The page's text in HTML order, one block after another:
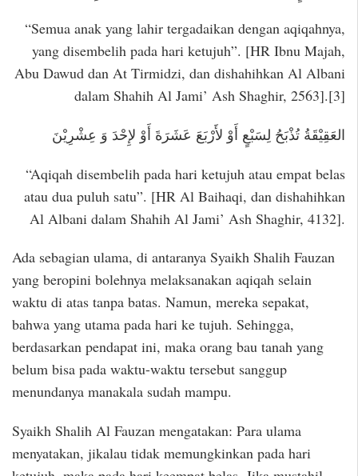
“Semua anak yang lahir tergadaikan dengan aqiqahnya,
yang disembelih pada hari ketujuh”. [HR Ibnu Majah,
Abu Dawud dan At Tirmidzi, dan dishahihkan Al Albani
dalam Shahih Al Jami’ Ash Shaghir, 2563].[3]
العَقِيْقَةُ تُذْبَحُ لِسَبْعٍ أَوْ لأَرْبَعَ عَشَرَةَ أَوْ لإِحْدَ وَ عِشْرِيْنَ
“Aqiqah disembelih pada hari ketujuh atau empat belas
atau dua puluh satu”. [HR Al Baihaqi, dan dishahihkan
Al Albani dalam Shahih Al Jami’ Ash Shaghir, 4132].
Ada sebagian ulama, di antaranya Syaikh Shalih Fauzan
yang beropini bolehnya melaksanakan aqiqah selain
waktu di atas tanpa batas. Namun, mereka sepakat,
bahwa yang utama pada hari ke tujuh. Sehingga,
berdasarkan pendapat ini, maka orang bau tanah yang
belum bisa pada waktu-waktu tersebut sanggup
menundanya manakala sudah mampu.
Syaikh Shalih Al Fauzan mengatakan: Para ulama
menyatakan, jikalau tidak memungkinkan pada hari